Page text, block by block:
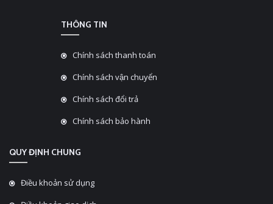
THÔNG TIN
Chính sách thanh toán
Chính sách vận chuyển
Chính sách đổi trả
Chính sách bảo hành
QUY ĐỊNH CHUNG
Điều khoản sử dụng